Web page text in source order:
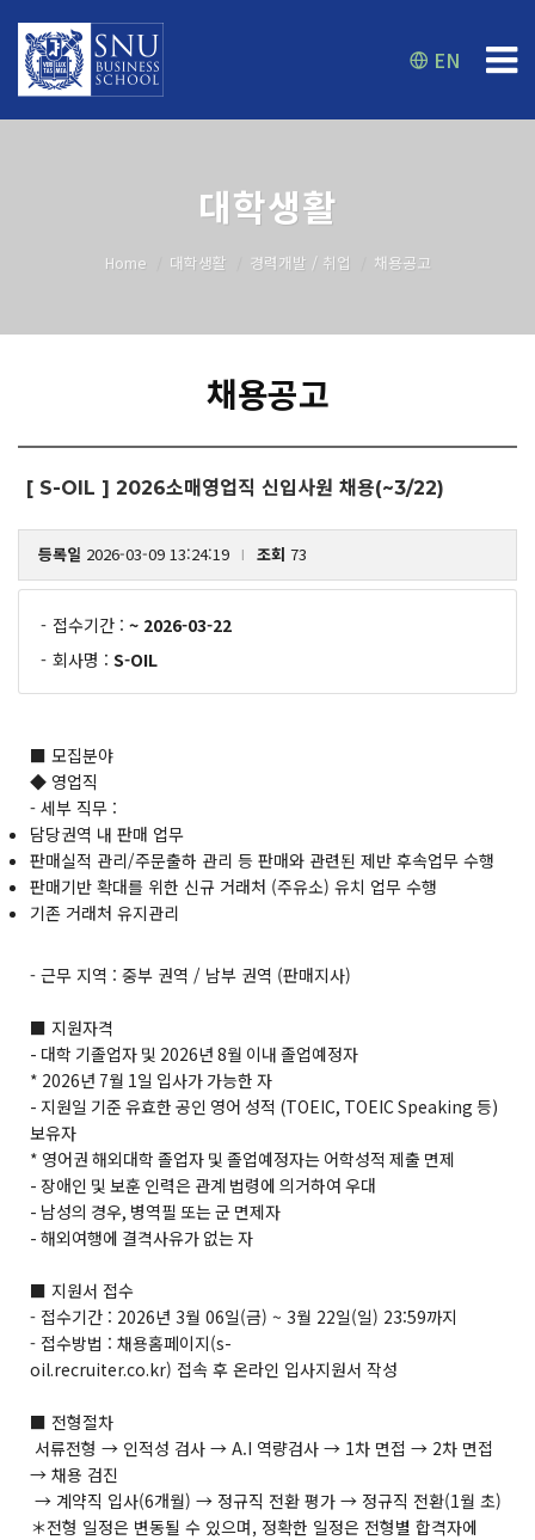
EN
대학생활
Home 대학생활 경력개발 / 취업 채용공고
채용공고
[ S-OIL ] 2026소매영업직 신입사원 채용(~3/22)
등록일 2026-03-09 13:24:19 조회 73
- 접수기간 : ~ 2026-03-22
- 회사명 : S-OIL
■ 모집분야
◆ 영업직
- 세부 직무 :
담당권역 내 판매 업무
판매실적 관리/주문출하 관리 등 판매와 관련된 제반 후속업무 수행
판매기반 확대를 위한 신규 거래처 (주유소) 유치 업무 수행
기존 거래처 유지관리
- 근무 지역 : 중부 권역 / 남부 권역 (판매지사)
■ 지원자격
- 대학 기졸업자 및 2026년 8월 이내 졸업예정자
* 2026년 7월 1일 입사가 가능한 자
- 지원일 기준 유효한 공인 영어 성적 (TOEIC, TOEIC Speaking 등)
보유자
* 영어권 해외대학 졸업자 및 졸업예정자는 어학성적 제출 면제
- 장애인 및 보훈 인력은 관계 법령에 의거하여 우대
- 남성의 경우, 병역필 또는 군 면제자
- 해외여행에 결격사유가 없는 자
■ 지원서 접수
- 접수기간 : 2026년 3월 06일(금) ~ 3월 22일(일) 23:59까지
- 접수방법 : 채용홈페이지(s-
oil.recruiter.co.kr) 접속 후 온라인 입사지원서 작성
■ 전형절차
서류전형 → 인적성 검사 → A.I 역량검사 → 1차 면접 → 2차 면접
→ 채용 검진
→ 계약직 입사(6개월) → 정규직 전환 평가 → 정규직 전환(1월 초)
＊전형 일정은 변동될 수 있으며, 정확한 일정은 전형별 합격자에